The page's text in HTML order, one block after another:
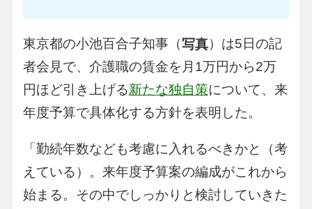
東京都の小池百合子知事（写真）は5日の記
者会見で、介護職の賃金を月1万円から2万
円ほど引き上げる新たな独自策について、来
年度予算で具体化する方針を表明した。
「勤続年数なども考慮に入れるべきかと（考
えている）。来年度予算案の編成がこれから
始まる。その中でしっかりと検討していきた